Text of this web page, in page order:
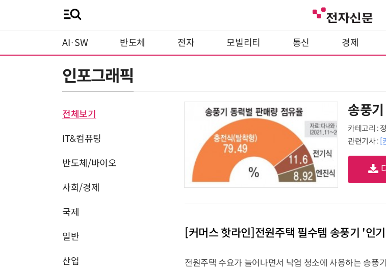
AI·SW 반도체 전자 모빌리티 통신 경제
인포그래픽
전체보기
IT&컴퓨팅
반도체/바이오
사회/경제
국제
일반
산업
송풍
카테고리 :
관련기사 : [
[커머스 핫라인]전원주택 필수템 송풍기 '인
전원주택 수요가 늘어나면서 낙엽 청소에 사용하는 송풍